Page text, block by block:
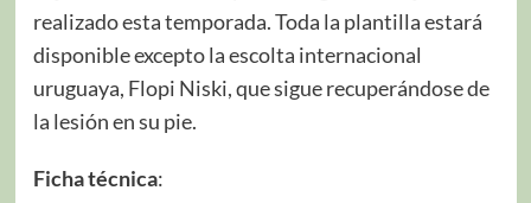
realizado esta temporada. Toda la plantilla estará
disponible excepto la escolta internacional
uruguaya, Flopi Niski, que sigue recuperándose de
la lesión en su pie.
Ficha técnica: